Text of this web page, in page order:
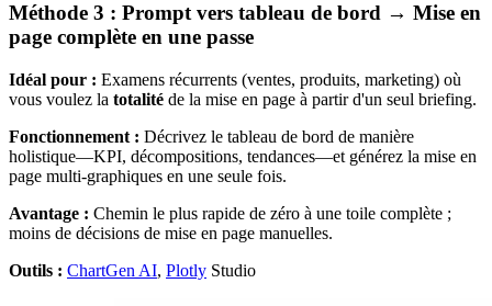
Méthode 3 : Prompt vers tableau de bord → Mise en
page complète en une passe
Idéal pour : Examens récurrents (ventes, produits, marketing) où
vous voulez la totalité de la mise en page à partir d'un seul briefing.
Fonctionnement : Décrivez le tableau de bord de manière
holistique—KPI, décompositions, tendances—et générez la mise en
page multi-graphiques en une seule fois.
Avantage : Chemin le plus rapide de zéro à une toile complète ;
moins de décisions de mise en page manuelles.
Outils : ChartGen AI, Plotly Studio